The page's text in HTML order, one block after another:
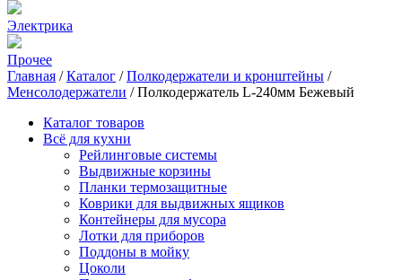
Электрика
Прочее
Главная /Каталог /Полкодержатели и кронштейны /
Менсолодержатели /Полкодержатель L-240мм Бежевый
Каталог товаров
Всё для кухни
Рейлинговые системы
Выдвижные корзины
Планки термозащитные
Коврики для выдвижных ящиков
Контейнеры для мусора
Лотки для приборов
Поддоны в мойку
Цоколи